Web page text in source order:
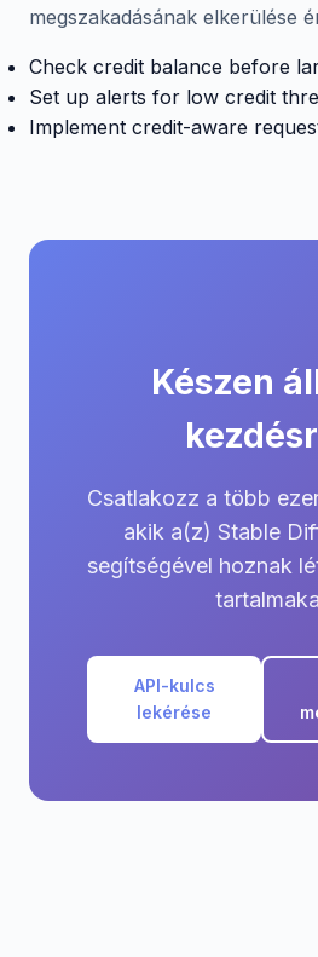
megszakadásának elkerülése
Check credit balance before
Set up alerts for low credit
Implement credit-aware
Készen
Csatlakozz a több
akik a(z) Stable
segítségével hoznak
API-kulcs
lekérése